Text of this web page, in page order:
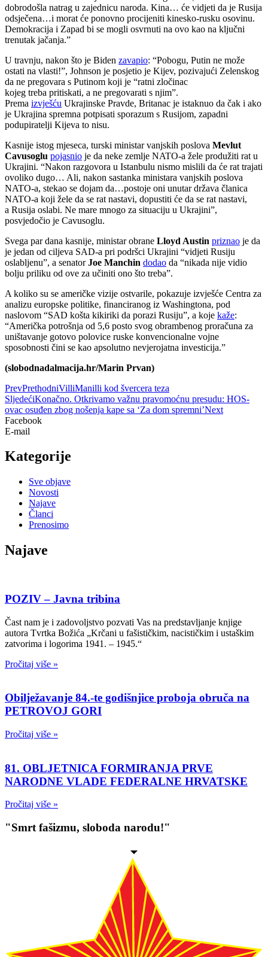
dobrodošla natrag u zajednicu naroda. Kina… će vidjeti da je Rusija
odsječena…i morat će ponovno procijeniti kinesko-rusku osovinu.
Demokracija i Zapad bi se mogli osvrnuti na ovo kao na ključni
trenutak jačanja.”
U travnju, nakon što je Biden zavapio: “Pobogu, Putin ne može
ostati na vlasti!”, Johnson je posjetio je Kijev, pozivajući Zelenskog
da ne pregovara s Putinom koji je “ratni zločinac
kojeg treba pritiskati, a ne pregovarati s njim”.
Prema izvješću Ukrajinske Pravde, Britanac je istaknuo da čak i ako
je Ukrajina spremna potpisati sporazum s Rusijom, zapadni
podupiratelji Kijeva to nisu.
Kasnije istog mjeseca, turski ministar vanjskih poslova Mevlut
Cavusoglu pojasnio je da neke zemlje NATO-a žele produžiti rat u
Ukrajini. “Nakon razgovora u Istanbulu nismo mislili da će rat trajati
ovoliko dugo… Ali, nakon sastanka ministara vanjskih poslova
NATO-a, stekao se dojam da…postoje oni unutar država članica
NATO-a koji žele da se rat nastavi, dopustiti će da se rat nastavi,
a Rusija oslabi. Ne mare mnogo za situaciju u Ukrajini”,
posvjedočio je Cavusoglu.
Svega par dana kasnije, ministar obrane Lloyd Austin priznao je da
je jedan od ciljeva SAD-a pri podršci Ukrajini “vidjeti Rusiju
oslabljenu”, a senatorJoe Manchin dodao da “nikada nije vidio
bolju priliku od ove za učiniti ono što treba”.
A koliko su se američke vizije ostvarile, pokazuje izvješće Centra za
analizu europske politike, financiranog iz Washingtona, pod
naslovom “SAD košta kikiriki da porazi Rusiju”, a koje kaže:
“Američka potrošnja od 5,6 posto svog obrambenog proračuna za
uništavanje gotovo polovice ruske konvencionalne vojne
sposobnosti čini se kao apsolutno nevjerojatna investicija.”
(slobodnadalmacija.hr/Marin Prvan)
PrevPrethodniVilliManilli kod švercera teza
SljedećiKonačno. Otkrivamo važnu pravomoćnu presudu: HOS-
ovac osuđen zbog nošenja kape sa ‘Za dom spremni’Next
Facebook
E-mail
Kategorije
Sve objave
Novosti
Najave
Članci
Prenosimo
Najave
POZIV – Javna tribina
Čast nam je i zadovoljstvo pozvati Vas na predstavljanje knjige
autora Tvrtka Božića „Krčani u fašističkim, nacističkim i ustaškim
zatvorima i logorima 1941. – 1945.“
Pročitaj više »
Obilježavanje 84.-te godišnjice proboja obruča na
PETROVOJ GORI
Pročitaj više »
81. OBLJETNICA FORMIRANJA PRVE
NARODNE VLADE FEDERALNE HRVATSKE
Pročitaj više »
"Smrt fašizmu, sloboda narodu!"